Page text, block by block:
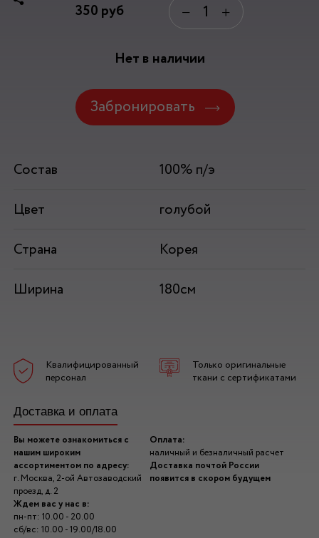
350 руб − +
Нет в наличии
Забронировать
Состав
100% п/э
Цвет
голубой
Страна
Корея
Ширина
180см
Квалифицированный
персонал
Только оригинальные
ткани с сертификатами
Доставка и оплата
Вы можете ознакомиться с
нашим широким
ассортиментом по адресу:
г. Москва, 2-ой Автозаводский
проезд, д. 2
Ждем вас у нас в:
пн-пт: 10.00 - 20.00
сб/вс: 10.00 - 19.00/18.00
Оплата:
наличный и безналичный расчет
Доставка почтой России
появится в скором будущем